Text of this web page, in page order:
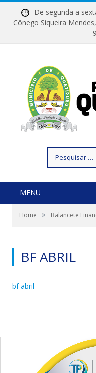
De segunda a
Cônego Siqueira
por:
MENU
Home » Balancete
BF ABRIL
bf abril